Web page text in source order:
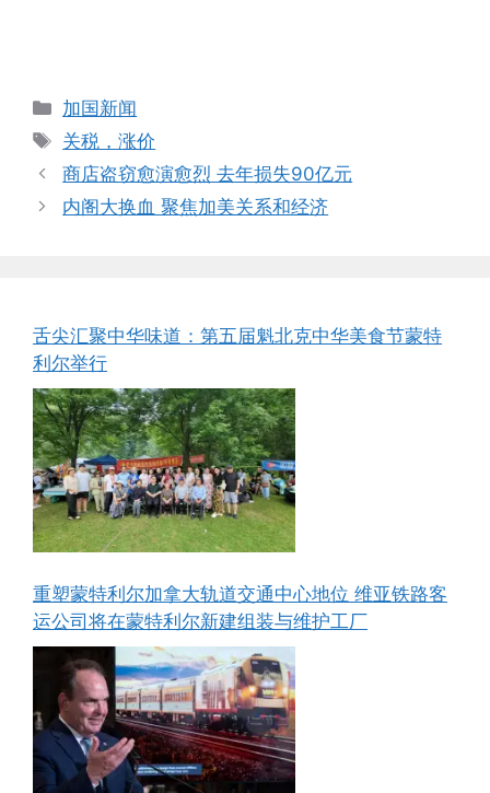
Categories
加国新闻
Tags
关税，涨价
商店盗窃愈演愈烈 去年损失90亿元
内阁大换血 聚焦加美关系和经济
舌尖汇聚中华味道：第五届魁北克中华美食节蒙特
利尔举行
重塑蒙特利尔加拿大轨道交通中心地位 维亚铁路客
运公司将在蒙特利尔新建组装与维护工厂